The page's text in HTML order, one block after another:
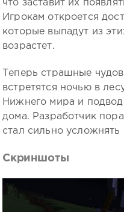
что заставит их
Игрокам откроется
которые выпадут из
возрастет.
Теперь страшные
встретятся ночью в
Нижнего мира и
дома. Разработчик
стал сильно
Скриншоты